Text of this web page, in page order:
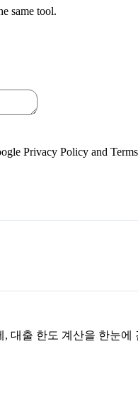
same tool.
Privacy Policy and
대출 한도 계산을 한눈